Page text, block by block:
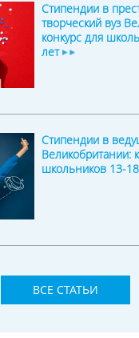
Стипендии в
творческий вуз
конкурс для
лет
Стипендии в
Великобритании:
школьников 13-
ВСЕ СТАТЬИ